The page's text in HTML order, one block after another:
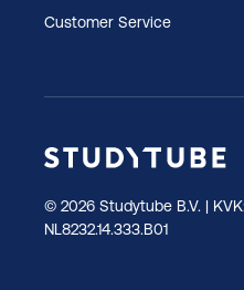
Customer Service
© 2026 Studytube B.V. |
NL8232.14.333.B01